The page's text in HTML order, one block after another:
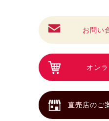
お問い
オン
直売店のご